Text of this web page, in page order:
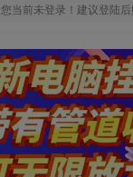
您当前未登录！建议登陆